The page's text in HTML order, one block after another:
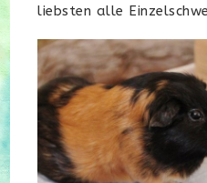
liebsten alle